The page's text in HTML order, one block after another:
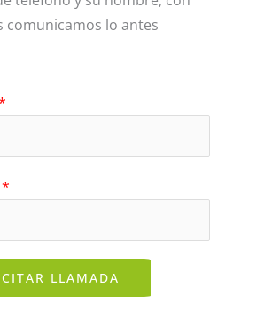
comunicamos lo antes
*
LLAMADA